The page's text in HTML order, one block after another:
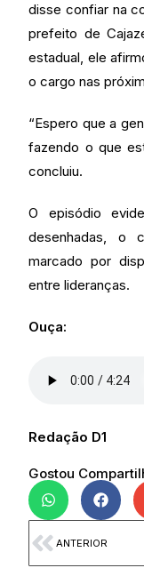
disse confiar na
prefeito de
estadual, ele
o cargo nas
“Espero que a
fazendo o que
concluiu.
O episódio
desenhadas, o
marcado por
entre lideranças.
Ouça:
Redação D1
Gostou
ANTERIOR